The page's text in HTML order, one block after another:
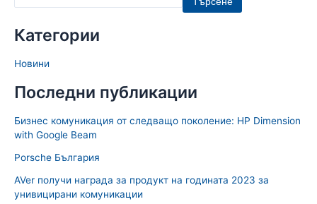
Категории
Новини
Последни публикации
Бизнес комуникация от следващо поколение: HP Dimension
with Google Beam
Porsche България
AVer получи награда за продукт на годината 2023 за
унивицирани комуникации